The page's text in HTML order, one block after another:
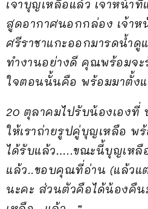
เจ้าบุญเหลือแล้ว เจ้าหน้า
สูดอากาศนอกกล่อง เจ้า
ศรีราชาแกะออกมารดน้ำดู
ทำงานอย่างดี คุณพร้อมจ
ใจตอนนั้นคือ พร้อมมาตั้ง
20 ตุลาคมไปรับน้องเองที่
ให้เราถ่ายรูปคู่บุญเหลือ พ
ได้รับแล้ว…..ขณะนี้บุญเหลื
แล้ว..ขอบคุณที่อ่าน (แล้วแ
นะคะ ส่วนตัวคือได้น้องคื